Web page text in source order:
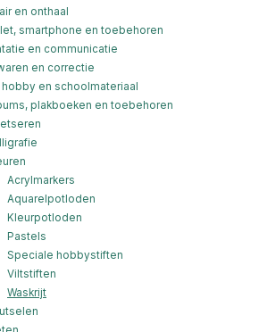
en onthaal
smartphone en toebehoren
en communicatie
en correctie
hobby en schoolmateriaal
plakboeken en toebehoren
Acrylmarkers
Aquarelpotloden
Kleurpotloden
Pastels
Speciale hobbystiften
Viltstiften
Waskrijt